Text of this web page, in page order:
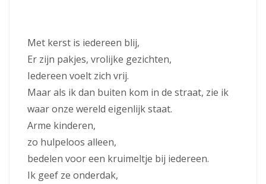
Met kerst is iedereen blij,
Er zijn pakjes, vrolijke gezichten,
Iedereen voelt zich vrij.
Maar als ik dan buiten kom in de straat, zie ik
waar onze wereld eigenlijk staat.
Arme kinderen,
zo hulpeloos alleen,
bedelen voor een kruimeltje bij iedereen.
Ik geef ze onderdak,